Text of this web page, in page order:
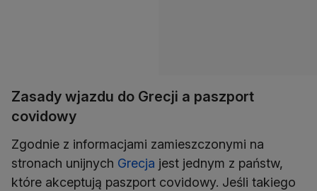
Zasady wjazdu do Grecji a paszport
covidowy
Zgodnie z informacjami zamieszczonymi na
stronach unijnych Grecja jest jednym z państw,
które akceptują paszport covidowy. Jeśli takiego